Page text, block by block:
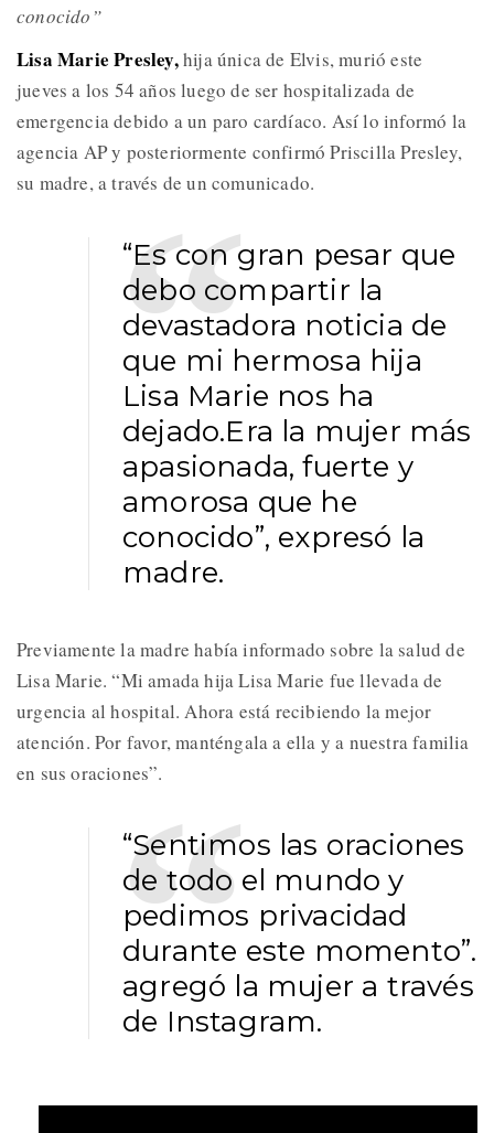
conocido”
Lisa Marie Presley,hija única de Elvis, murió este
jueves a los 54 años luego de ser hospitalizada de
emergencia debido a un paro cardíaco. Así lo informó la
agencia AP y posteriormente confirmó Priscilla Presley,
su madre, a través de un comunicado.
“Es con gran pesar que
debo compartir la
devastadora noticia de
que mi hermosa hija
Lisa Marie nos ha
dejado.Era la mujer más
apasionada, fuerte y
amorosa que he
conocido”, expresó la
madre.
Previamente la madre había informado sobre la salud de
Lisa Marie. “Mi amada hija Lisa Marie fue llevada de
urgencia al hospital. Ahora está recibiendo la mejor
atención. Por favor, manténgala a ella y a nuestra familia
en sus oraciones”.
“Sentimos las oraciones
de todo el mundo y
pedimos privacidad
durante este momento”.
agregó la mujer a través
de Instagram.